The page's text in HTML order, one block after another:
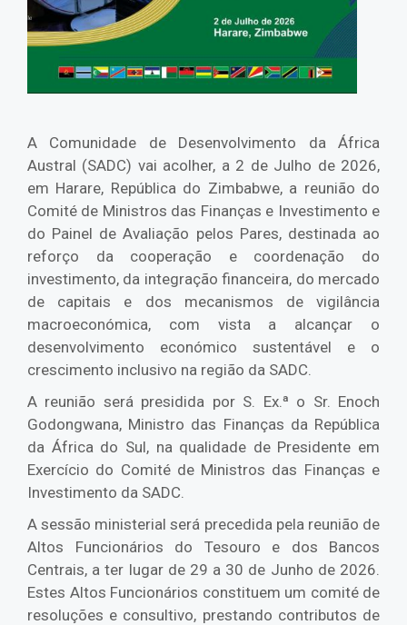
A Comunidade de Desenvolvimento da África
Austral (SADC) vai acolher, a 2 de Julho de 2026,
em Harare, República do Zimbabwe, a reunião do
Comité de Ministros das Finanças e Investimento e
do Painel de Avaliação pelos Pares, destinada ao
reforço da cooperação e coordenação do
investimento, da integração financeira, do mercado
de capitais e dos mecanismos de vigilância
macroeconómica, com vista a alcançar o
desenvolvimento económico sustentável e o
crescimento inclusivo na região da SADC.
A reunião será presidida por S. Ex.ª o Sr. Enoch
Godongwana, Ministro das Finanças da República
da África do Sul, na qualidade de Presidente em
Exercício do Comité de Ministros das Finanças e
Investimento da SADC.
A sessão ministerial será precedida pela reunião de
Altos Funcionários do Tesouro e dos Bancos
Centrais, a ter lugar de 29 a 30 de Junho de 2026.
Estes Altos Funcionários constituem um comité de
resoluções e consultivo, prestando contributos de